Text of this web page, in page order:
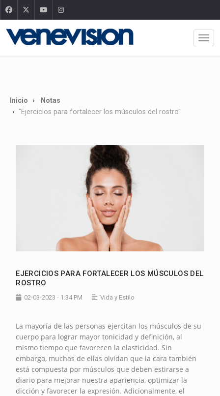
Inicio
Notas
"Ejercicios para fortalecer los músculos del rostro"
EJERCICIOS PARA FORTALECER LOS MÚSCULOS DEL
ROSTRO
02-03-2023 - 1:34 PM Vida y Estilo
La mayoría de las personas ejercitan los músculos de su
cuerpo para lograr mayor tonicidad y definición, al
mismo tiempo que favorecen la elasticidad. Sin
embargo, muchas de ellas olvidan que la cara también
está compuesta por músculos que deben estirarse a
diario para mejorar nuestra apariencia, optimizar la
dicción y favorecer la expresión. Adicionalmente, el